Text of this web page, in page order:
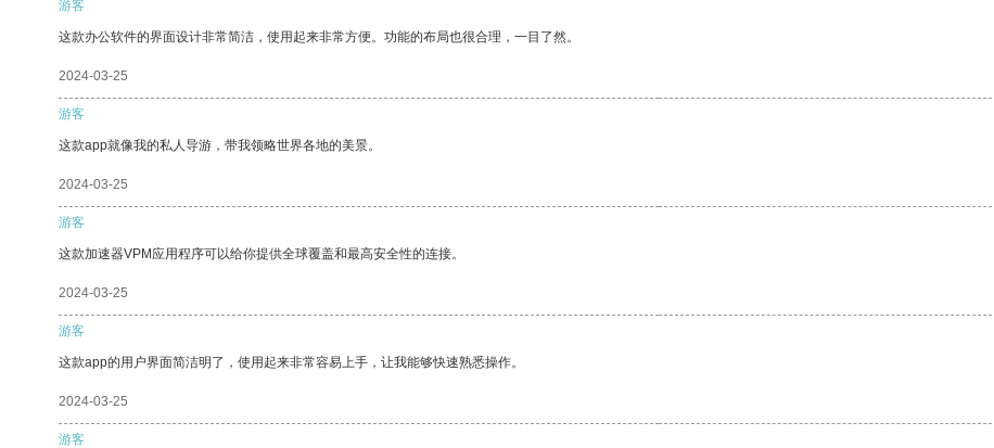
游客
这款办公软件的界面设计非常简洁，使用起来非常方便。功能的布局也很合理，一目了然。
2024-03-25
游客
这款app就像我的私人导游，带我领略世界各地的美景。
2024-03-25
游客
这款加速器VPM应用程序可以给你提供全球覆盖和最高安全性的连接。
2024-03-25
游客
这款app的用户界面简洁明了，使用起来非常容易上手，让我能够快速熟悉操作。
2024-03-25
游客